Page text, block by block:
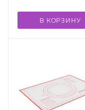
В КОРЗИНУ